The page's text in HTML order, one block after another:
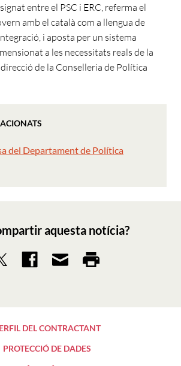
entre el PSC i ERC, referma el
amb el català com a llengua de
i aposta per un sistema
a les necessitats reals de la
de la Conselleria de Política
del Departament de Política
aquesta notícia?
DEL CONTRACTANT
PROTECCIÓ DE DADES